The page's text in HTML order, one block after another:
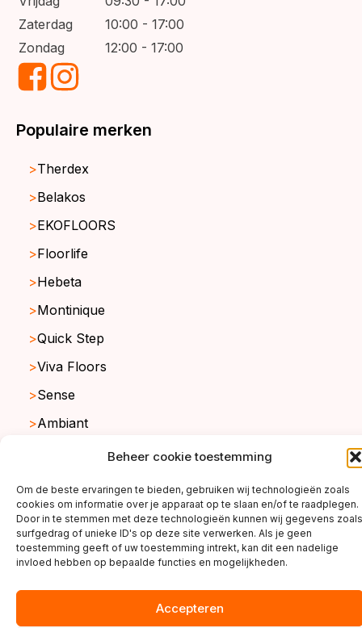
Beheer cookie toestemming
Om de beste ervaringen te bieden, gebruiken wij technologieën zoals
cookies om informatie over je apparaat op te slaan en/of te raadplegen.
Door in te stemmen met deze technologieën kunnen wij gegevens zoals
surfgedrag of unieke ID's op deze site verwerken. Als je geen
toestemming geeft of uw toestemming intrekt, kan dit een nadelige
invloed hebben op bepaalde functies en mogelijkheden.
Accepteren
Zaterdag
10:00 - 17:00
Zondag
12:00 - 17:00
Populaire merken
Therdex
Belakos
EKOFLOORS
Floorlife
Hebeta
Montinique
Quick Step
Viva Floors
Sense
Ambiant
copyright ©2026